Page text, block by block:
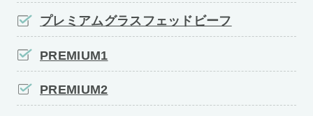
プレミアムグラスフェッドビーフ
PREMIUM1
PREMIUM2